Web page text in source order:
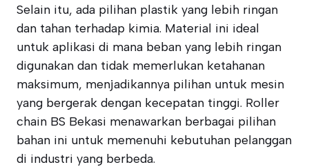
Selain itu, ada pilihan plastik yang lebih ringan
dan tahan terhadap kimia. Material ini ideal
untuk aplikasi di mana beban yang lebih ringan
digunakan dan tidak memerlukan ketahanan
maksimum, menjadikannya pilihan untuk mesin
yang bergerak dengan kecepatan tinggi. Roller
chain BS Bekasi menawarkan berbagai pilihan
bahan ini untuk memenuhi kebutuhan pelanggan
di industri yang berbeda.